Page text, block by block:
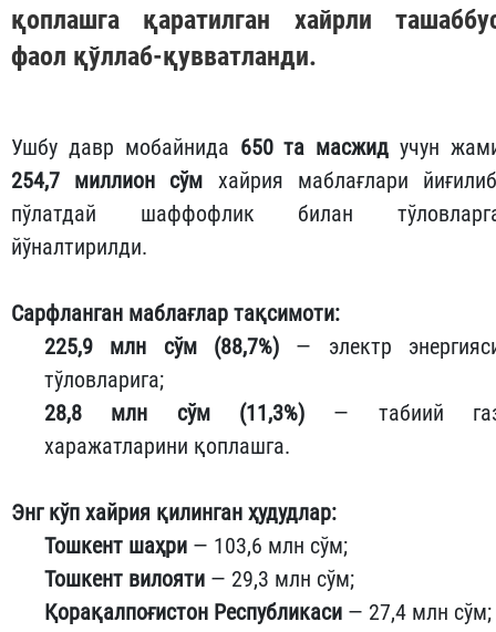
қоплашга қаратилган хайрли
фаол қўллаб-қувватланди.
Ушбу давр мобайнида 650 та масжид учун
254,7 миллион сўм хайрия маблағлари
пўлатдай шаффофлик билан
йўналтирилди.
Сарфланган маблағлар тақсимоти:
225,9 млн сўм (88,7%) — электр
тўловларига;
28,8 млн сўм (11,3%) — табиий
харажатларини қоплашга.
Энг кўп хайрия қилинган ҳудудлар:
Тошкент шаҳри — 103,6 млн сўм;
Тошкент вилояти — 29,3 млн сўм;
Қорақалпоғистон Республикаси — 27,4 млн сўм;